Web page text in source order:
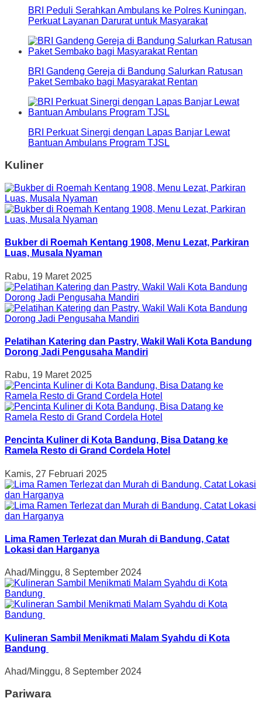
BRI Peduli Serahkan Ambulans ke Polres Kuningan,
Perkuat Layanan Darurat untuk Masyarakat
BRI Gandeng Gereja di Bandung Salurkan Ratusan
Paket Sembako bagi Masyarakat Rentan
BRI Perkuat Sinergi dengan Lapas Banjar Lewat
Bantuan Ambulans Program TJSL
Kuliner
Bukber di Roemah Kentang 1908, Menu Lezat, Parkiran
Luas, Musala Nyaman
Rabu, 19 Maret 2025
Pelatihan Katering dan Pastry, Wakil Wali Kota Bandung
Dorong Jadi Pengusaha Mandiri
Rabu, 19 Maret 2025
Pencinta Kuliner di Kota Bandung, Bisa Datang ke
Ramela Resto di Grand Cordela Hotel
Kamis, 27 Februari 2025
Lima Ramen Terlezat dan Murah di Bandung, Catat
Lokasi dan Harganya
Ahad/Minggu, 8 September 2024
Kulineran Sambil Menikmati Malam Syahdu di Kota
Bandung
Ahad/Minggu, 8 September 2024
Pariwara